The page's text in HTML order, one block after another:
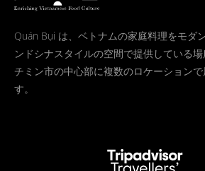
Quán Bụi は、ベトナムの家庭料理をモダ
ンドシナスタイルの空間で提供している
チミン市の中心部に複数のロケーション
す。